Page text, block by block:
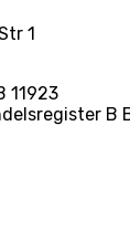
1
11923
B